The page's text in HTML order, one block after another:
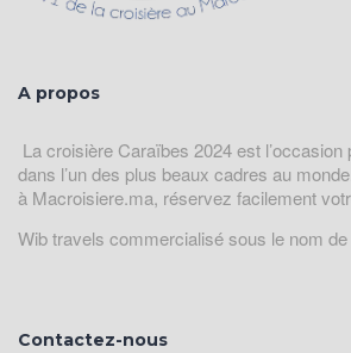
A propos
La croisière Caraïbes 2024 est l’occasion
dans l’un des plus beaux cadres au
à Macroisiere.ma, réservez facilement
Wib travels commercialisé sous le nom
Contactez-nous